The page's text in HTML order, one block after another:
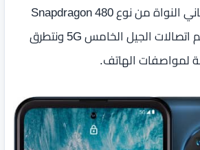
داخلي حيث معالج ثماني النواة من نوع Snapdragon 480
بتقنية 8 نانوميتر ودعم اتصالات الجيل الخامس 5G ونتطرق
لمواصفات الهاتف.